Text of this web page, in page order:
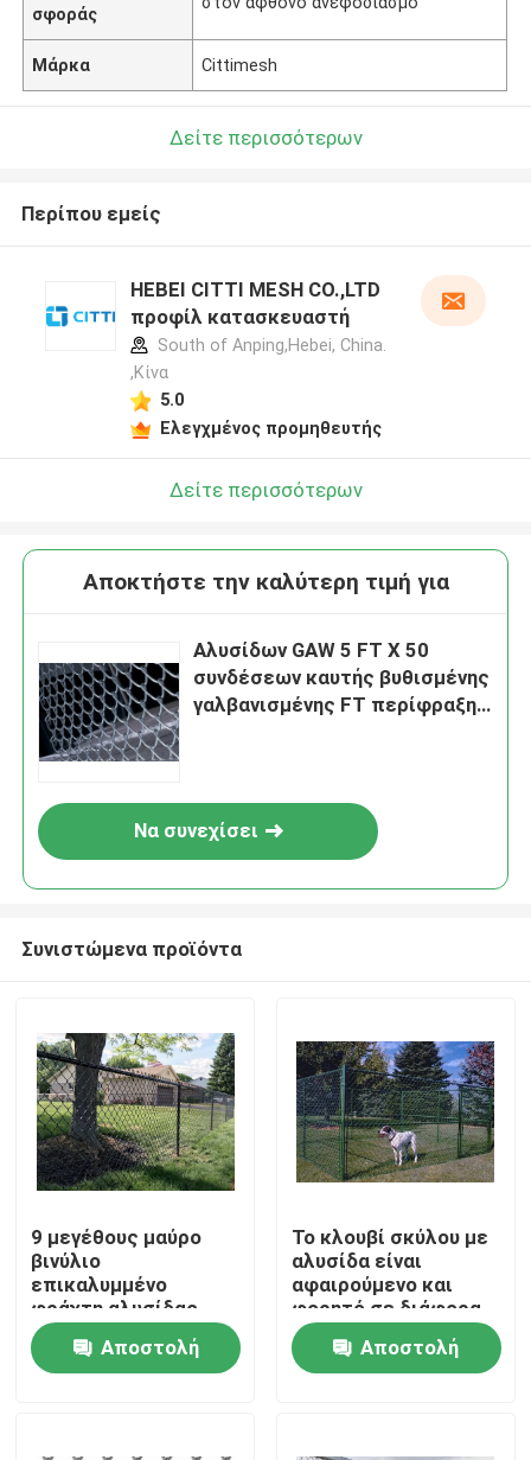
Σπίτι
Προϊόντα
Σχετικά με εμάς
σφοράς
Μάρκα Cittimesh
Δείτε περισσότερων
Περίπου εμείς
HEBEI CITTI MESH CO.,LTD
προφίλ κατασκευαστή
South of Anping,Hebei, China.
,Κίνα
5.0
Ελεγχμένος προμηθευτής
Δείτε περισσότερων
Αποκτήστε την καλύτερη τιμή για
Αλυσίδων GAW 5 FT Χ 50
συνδέσεων καυτής βυθισμένης
γαλβανισμένης FT περίφραξης
Να συνεχίσει
Συνιστώμενα προϊόντα
9 μεγέθους μαύρο
βινύλιο
επικαλυμμένο
φράχτη αλυσίδας
σύνδεσης με καλή
εξωτερική ιδιότητα
προστασίας που
Αποστολή
Το κλουβί σκύλου με
αλυσίδα είναι
αφαιρούμενο και
φορητό σε διάφορα
μέρη
Αποστολή